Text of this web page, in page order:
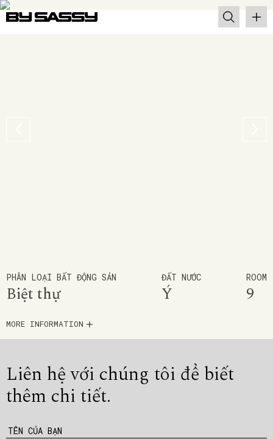
PHÂN LOẠI BẤT ĐỘNG SẢN
Biệt thự
ĐẤT NƯỚC
Ý
ROOM
9
MORE INFORMATION
Liên hệ với chúng tôi để biết
thêm chi tiết.
TÊN CỦA BẠN